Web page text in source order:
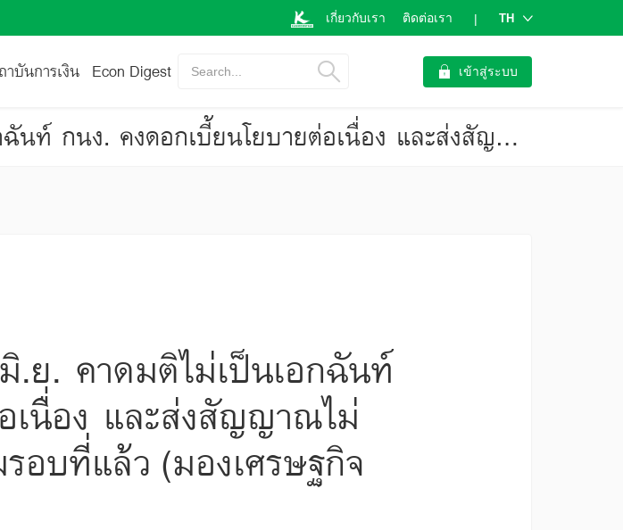
เกี่ยวกับเรา ติดต่อเรา | TH
าบันการเงิน Econ Digest Search... เข้าสู่ระบบ
การประชุม กนง. วันที่ 12 มิ.ย. คาดมติไม่เป็นเอกฉันท์ กนง. คงดอกเบี้ยนโยบายต่อเนื่อง และส่งสัญญาณไม่เปลี่ยนแปลงจากการประชุมรอบที่แล้ว (มองเศรษฐกิจ ฉบับที่ 4063)
ย. คาดมติไม่เป็นเอกฉันท์
เนื่อง และส่งสัญญาณไม่
อบที่แล้ว (มองเศรษฐกิจ